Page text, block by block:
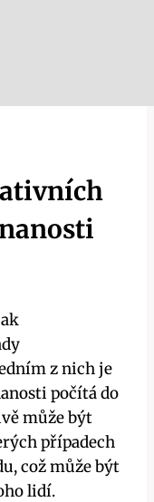
z nich je
počítá do
může být
případech
což může být
lidí.